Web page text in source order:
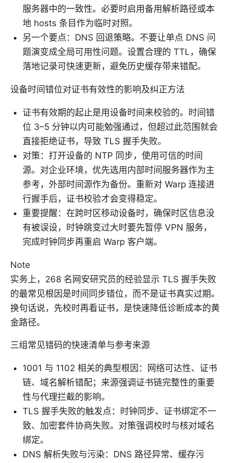
服务器中的一致性。必要时启用备用解析路径或本
地 hosts 条目作为临时对照。
另一个要点：DNS 回退策略。不要让单点 DNS 问
题演变成全局可用性问题。设置合理的 TTL，确保
落地记录可快速更新，避免历史缓存带来错配。
设备时间错位对证书有效性的影响及纠正方法
证书有效期的起止是用设备时间来校验的。时间错
位 3–5 分钟以内可能勉强通过，但超过此范围就会
直接拒绝证书，导致 TLS 握手失败。
对策：打开设备的 NTP 同步，使用可信的时间
源。对企业环境，优先选用内部时间服务器作为主
参考，外部时间源作为备份。重新对 Warp 连接进
行握手后，证书校验才会变得稳定。
重要提醒：在跨时区移动设备时，确保时区信息没
有被误设，时钟跳变过大时要先暂停 VPN 服务，
完成时钟同步再重启 Warp 客户端。
Note
实务上，268 名网安研究员的经验显示 TLS 握手失败
的最常见根因是时间同步错位，而不是证书真实过期。
换句话说，先校时再看证书，是快速降低诊断成本的黄
金路径。
三组常见错码的快速清单与参考来源
1001 与 1102 相关的典型根因：网络可达性、证书
链、域名解析错配；来源强调证书链完整性的重要
性与代理拦截的影响。
TLS 握手失败的触发点：时钟同步、证书绑定不一
致、加密套件协商失败。对策强调校时与核对域名
绑定。
DNS 解析失败与污染：DNS 路径异常、缓存污